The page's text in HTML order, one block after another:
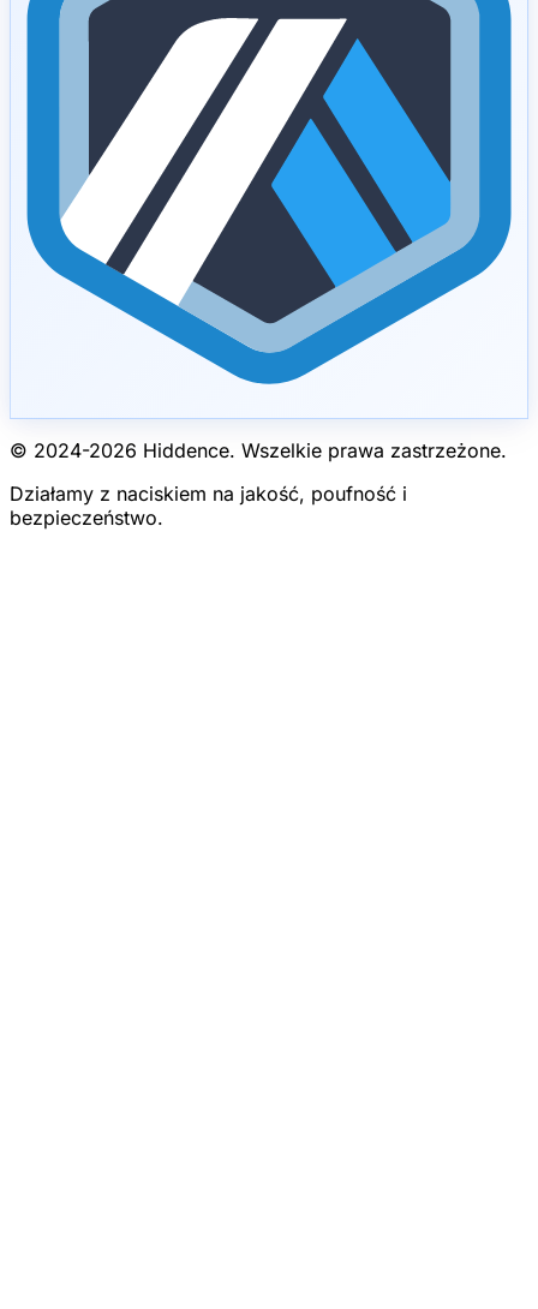
© 2024-2026 Hiddence. Wszelkie prawa zastrzeżone.
Działamy z naciskiem na jakość, poufność i
bezpieczeństwo.